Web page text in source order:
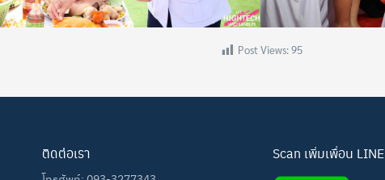
Post Views: 95
ติดต่อเรา Scan เพิ่มเพื่อน LINE